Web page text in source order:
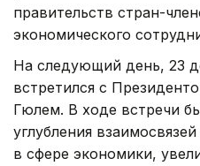
правительств стран-
экономического
На следующий день, 23
встретился с
Гюлем. В ходе встречи
углубления
в сфере экономики,